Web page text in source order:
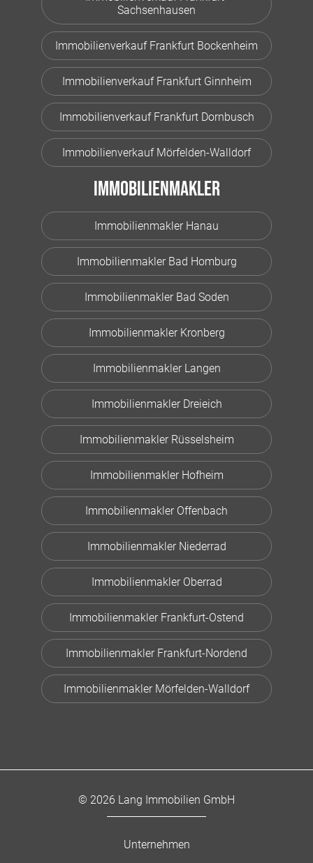
Sachsenhausen
Immobilienverkauf Frankfurt Bockenheim
Immobilienverkauf Frankfurt Ginnheim
Immobilienverkauf Frankfurt Dornbusch
Immobilienverkauf Mörfelden-Walldorf
Immobilienmakler
Immobilienmakler Hanau
Immobilienmakler Bad Homburg
Immobilienmakler Bad Soden
Immobilienmakler Kronberg
Immobilienmakler Langen
Immobilienmakler Dreieich
Immobilienmakler Rüsselsheim
Immobilienmakler Hofheim
Immobilienmakler Offenbach
Immobilienmakler Niederrad
Immobilienmakler Oberrad
Immobilienmakler Frankfurt-Ostend
Immobilienmakler Frankfurt-Nordend
Immobilienmakler Mörfelden-Walldorf
© 2026 Lang Immobilien GmbH
Unternehmen